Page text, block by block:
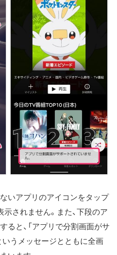
いアプリのアイコンをタップ
示されません。また、下段のア
ると、「アプリで分割画面がサ
いうメッセージとともに全画